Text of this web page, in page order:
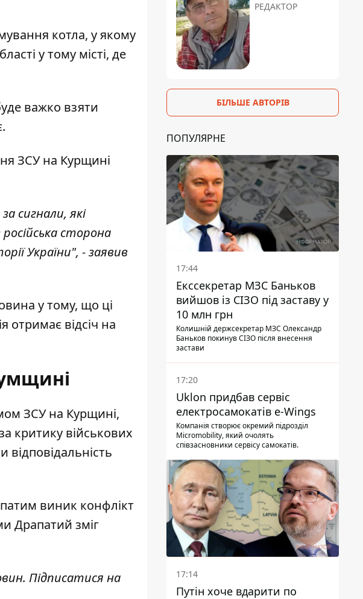
котла, у якому
у тому місті, де
важко взяти
ЗСУ на Курщині
сигнали, які
сторона
України", -заявив
у тому, що ці
отримає відсіч на
ЗСУ на Курщині,
критику військових
виник конфлікт
Драпатий зміг
Підписатися на
РЕДАКТОР
БІЛЬШЕ АВТОРІВ
ПОПУЛЯРНЕ
17:44
Екссекретар МЗС Баньков
вийшов із СІЗО під заставу у
10 млн грн
Колишній держсекретар МЗС Олександр
Баньков покинув СІЗО після внесення
застави
17:20
Uklon придбав сервіс
електросамокатів e-Wings
Компанія створює окремий підрозділ
Micromobility, який очолять
співзасновники сервісу самокатів.
17:14
Путін хоче вдарити по